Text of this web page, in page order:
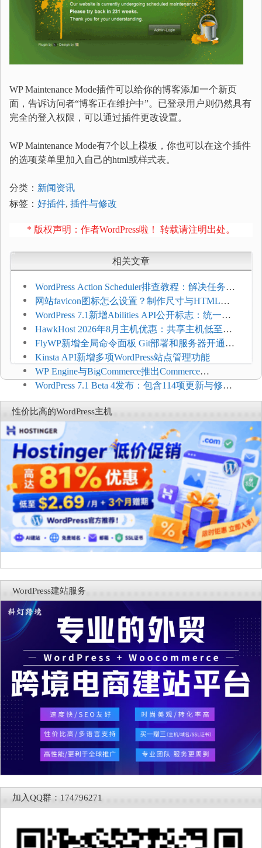
WP Maintenance Mode插件可以给你的博客添加一个新页
面，告诉访问者“博客正在维护中”。已登录用户则仍然具有
完全的登入权限，可以通过插件更改设置。
WP Maintenance Mode有7个以上模板，你也可以在这个插件
的选项菜单里加入自己的html或样式表。
分类： 新闻资讯
标签： 好插件, 插件与修改
* 版权声明：作者WordPress啦！ 转载请注明出处。
相关文章
WordPress Action Scheduler排查教程：解决任务积
压和订单延迟
网站favicon图标怎么设置？制作尺寸与HTML添
加方法
WordPress 7.1新增Abilities API公开标志：统一支
持REST API、MCP与AI代理
HawkHost 2026年8月主机优惠：共享主机低至
$2.61/月，高性能主机同步折扣
FlyWP新增全局命令面板 Git部署和服务器开通更
方便
Kinsta API新增多项WordPress站点管理功能
WP Engine与BigCommerce推出Commerce
Connect：WordPress商店可保留前台体验并扩展电
商能力
WordPress 7.1 Beta 4发布：包含114项更新与修
复，仅建议在测试环境体验
性价比高的WordPress主机
WordPress建站服务
加入QQ群：174796271